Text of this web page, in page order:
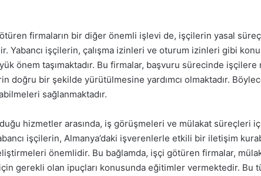
firmaların bir diğer önemli işlevi de, işçilerin yasal
Yabancı işçilerin, çalışma izinleri ve oturum izinleri gibi
önem taşımaktadır. Bu firmalar, başvuru sürecinde
doğru bir şekilde yürütülmesine yardımcı olmaktadır.
sağlanmaktadır.
hizmetler arasında, iş görüşmeleri ve mülakat süreçleri
işçilerin, Almanya’daki işverenlerle etkili bir iletişim
önemlidir. Bu bağlamda, işçi götüren firmalar,
için gerekli olan ipuçları konusunda eğitimler vermektedir. Bu